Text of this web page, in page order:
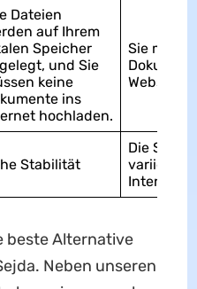
Dateien
auf Ihrem
Speicher
und Sie
keine
ins
hochladen.
Sie
Website
Stabilität
Die
variiert je
Internet.
beste Alternative
Neben unseren